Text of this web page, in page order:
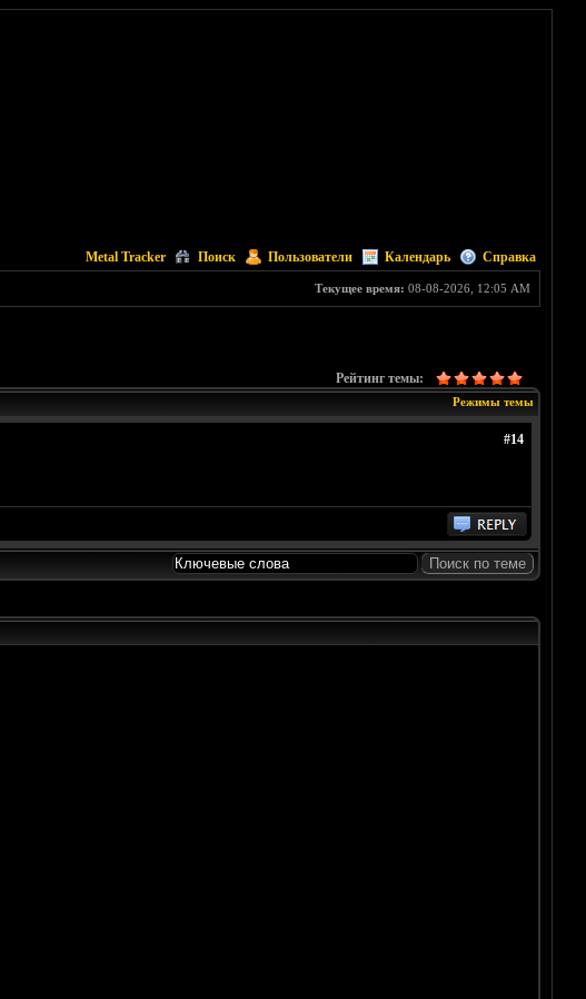
Metal Tracker Поиск Пользователи Календарь Справка
Текущее время: 08-08-2026, 12:05 AM
Рейтинг темы:
Режимы темы
#14